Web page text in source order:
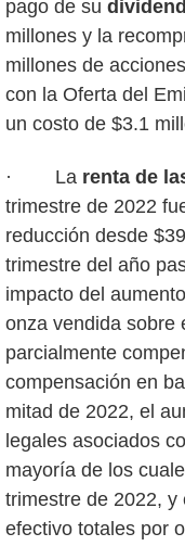
pago de su
millones y la
millones de
con la Oferta del
un costo de $3.1
· La renta de
trimestre de 2022
reducción desde
trimestre del año
impacto del
onza vendida sobre
parcialmente
compensación en
mitad de 2022, el
legales asociados
mayoría de los
trimestre de 2022, y
efectivo totales por